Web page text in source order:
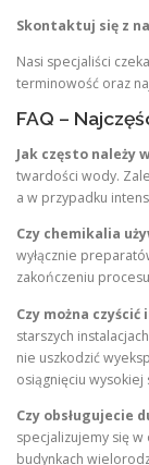
Skontaktuj się z
Nasi specjaliści
terminowość oraz
FAQ –
Jak często należy
twardości wody.
a w przypadku
Czy chemikalia
wyłącznie
zakończeniu
Czy można
starszych
nie uszkodzić
osiągnięciu wysokiej
Czy obsługujecie
specjalizujemy się w
budynkach